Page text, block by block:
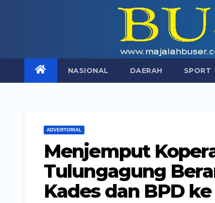
NASIONAL DAERAH SPORT
ADVERTORIAL
Menjemput
Tulungagung
Kades dan BPD